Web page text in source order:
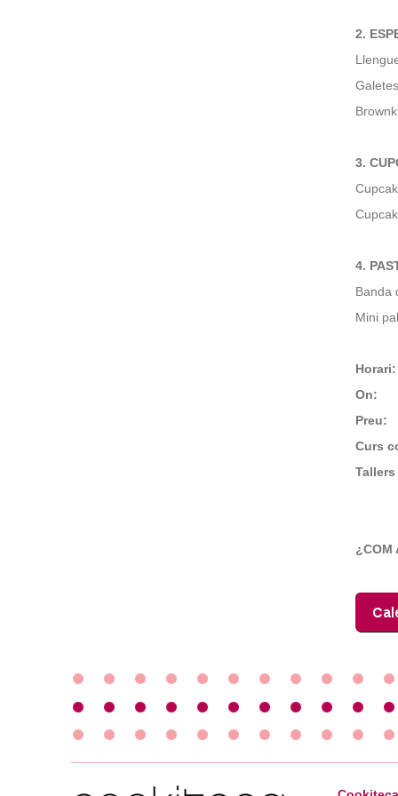
2.
3.
4.
Banda
Mini
Horari:
On:
Preu:
Curs
¿COM